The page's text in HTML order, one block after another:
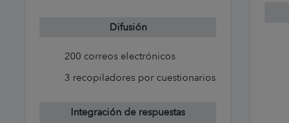
Difusión
200 correos electrónicos
3 recopiladores por cuestionarios
Integración de respuestas